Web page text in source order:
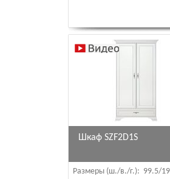
Шкаф SZF2D1S
Размеры (ш./в./г.): 99.5/